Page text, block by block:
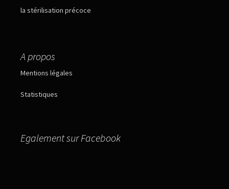
la stérilisation précoce
A propos
Mentions légales
Statistiques
Egalement sur Facebook